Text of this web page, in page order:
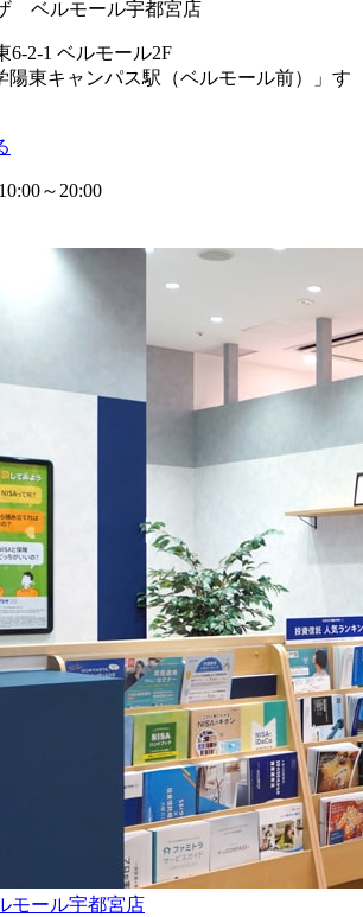
ベルモール宇都宮店
6-2-1 ベルモール2F
東キャンパス駅（ベルモール前）」す
～20:00
モール宇都宮店